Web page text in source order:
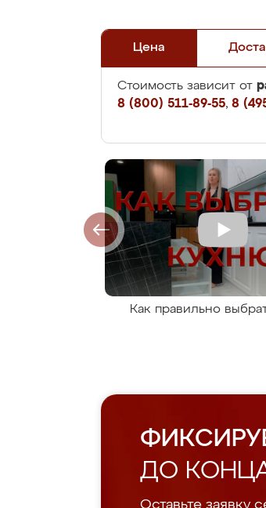
Цена
Стоимость зависит от
8 (800) 511-89-55, 8
Как правильно
ДО
Оставьте заявку